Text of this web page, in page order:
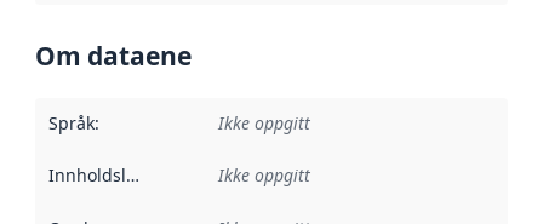
Om dataene
Språk: Ikke oppgitt
Innholdsleverandører :
Ikke oppgitt